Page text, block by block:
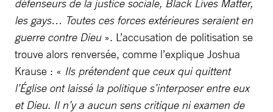
défenseurs de la justice sociale, Black Lives Matter,
les gays… Toutes ces forces extérieures seraient en
guerre contre Dieu». L’accusation de politisation se
trouve alors renversée, comme l’explique Joshua
Krause : « Ils prétendent que ceux qui quittent
l’Église ont laissé la politique s’interposer entre eux
et Dieu. Il n’y a aucun sens critique ni examen de